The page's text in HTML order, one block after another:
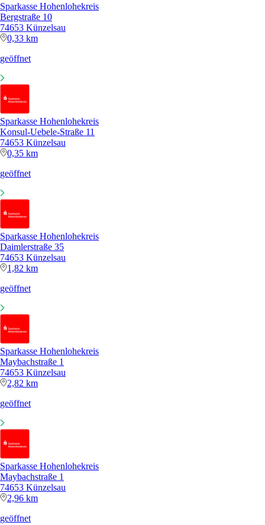
Sparkasse Hohenlohekreis
Bergstraße 10
74653 Künzelsau
0,33 km
geöffnet
Sparkasse Hohenlohekreis
Konsul-Uebele-Straße 11
74653 Künzelsau
0,35 km
geöffnet
Sparkasse Hohenlohekreis
Daimlerstraße 35
74653 Künzelsau
1,82 km
geöffnet
Sparkasse Hohenlohekreis
Maybachstraße 1
74653 Künzelsau
2,82 km
geöffnet
Sparkasse Hohenlohekreis
Maybachstraße 1
74653 Künzelsau
2,96 km
geöffnet